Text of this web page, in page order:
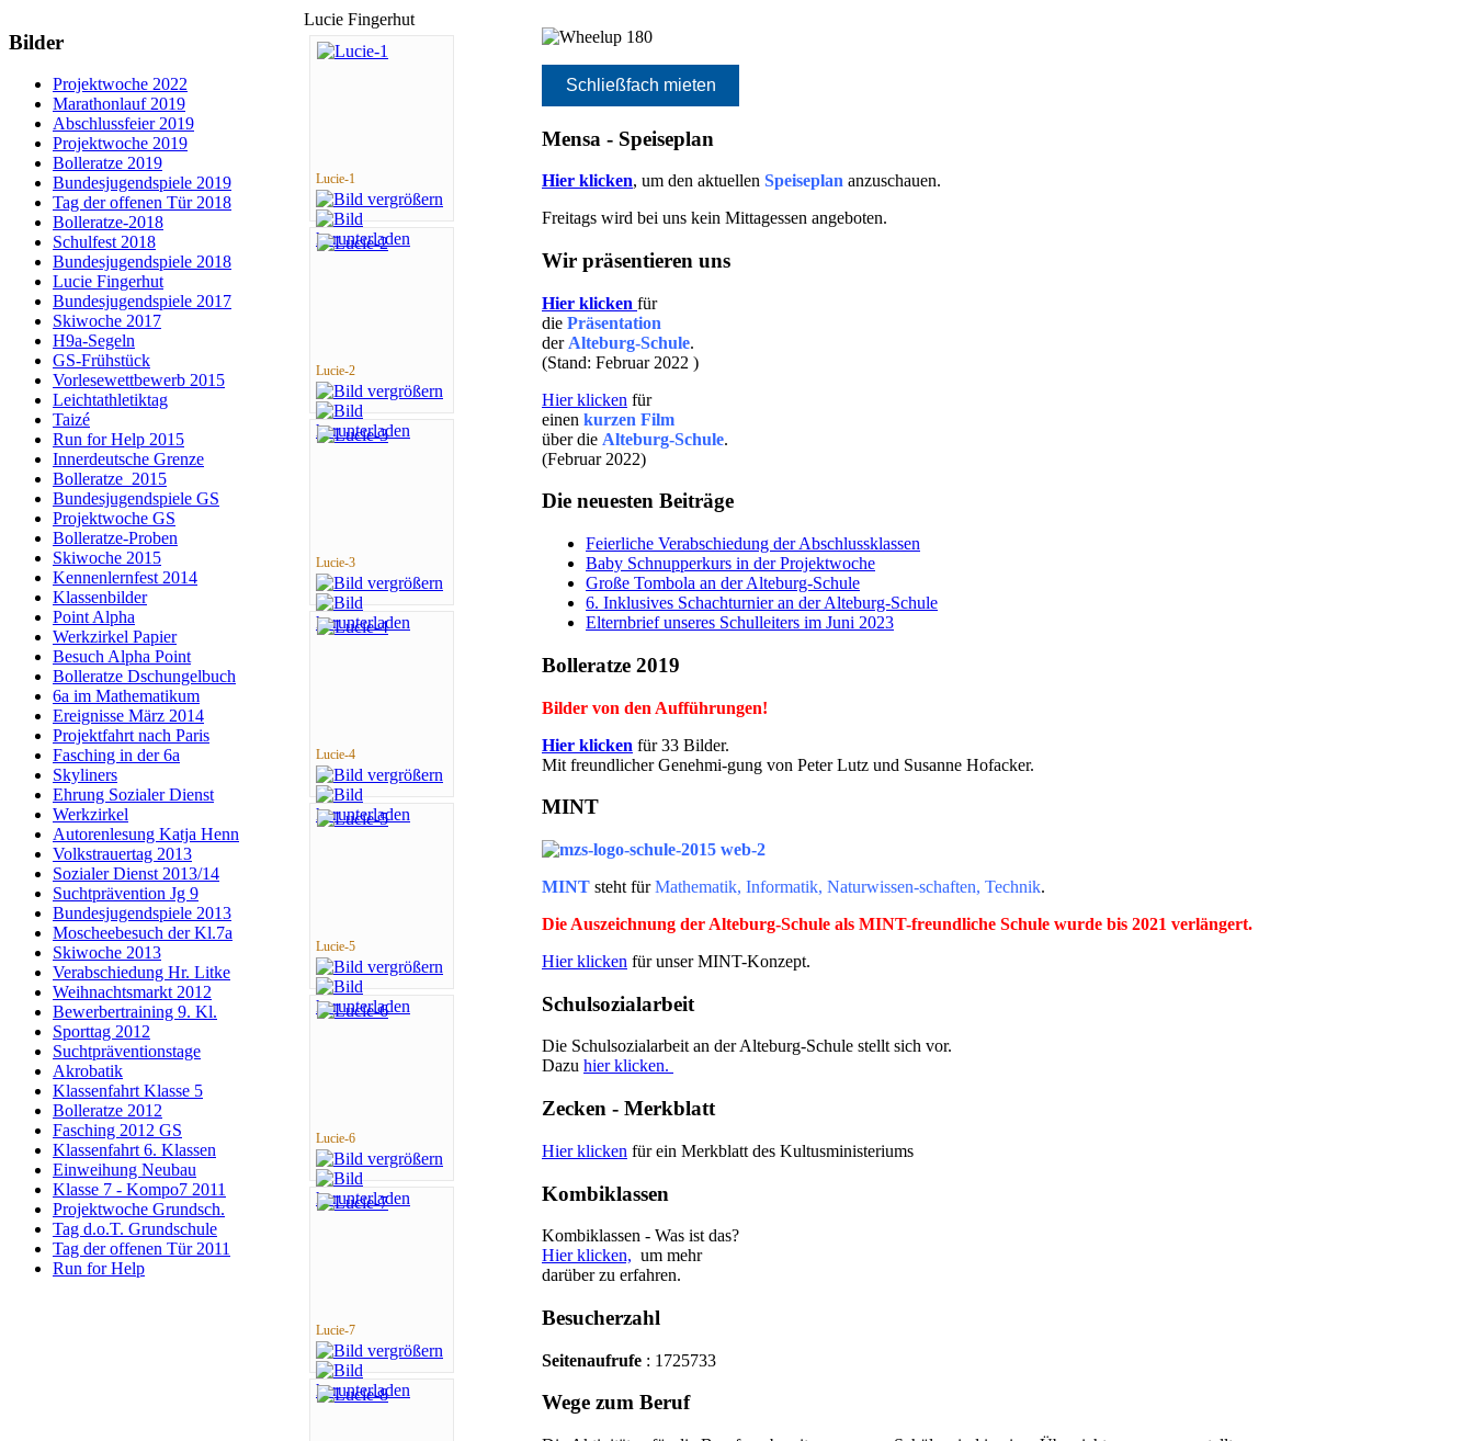
Bilder
Projektwoche 2022
Marathonlauf 2019
Abschlussfeier 2019
Projektwoche 2019
Bolleratze 2019
Bundesjugendspiele 2019
Tag der offenen Tür 2018
Bolleratze-2018
Schulfest 2018
Bundesjugendspiele 2018
Lucie Fingerhut
Bundesjugendspiele 2017
Skiwoche 2017
H9a-Segeln
GS-Frühstück
Vorlesewettbewerb 2015
Leichtathletiktag
Taizé
Run for Help 2015
Innerdeutsche Grenze
Bolleratze_2015
Bundesjugendspiele GS
Projektwoche GS
Bolleratze-Proben
Skiwoche 2015
Kennenlernfest 2014
Klassenbilder
Point Alpha
Werkzirkel Papier
Besuch Alpha Point
Bolleratze Dschungelbuch
6a im Mathematikum
Ereignisse März 2014
Projektfahrt nach Paris
Fasching in der 6a
Skyliners
Ehrung Sozialer Dienst
Werkzirkel
Autorenlesung Katja Henn
Volkstrauertag 2013
Sozialer Dienst 2013/14
Suchtprävention Jg 9
Bundesjugendspiele 2013
Moscheebesuch der Kl.7a
Skiwoche 2013
Verabschiedung Hr. Litke
Weihnachtsmarkt 2012
Bewerbertraining 9. Kl.
Sporttag 2012
Suchtpräventionstage
Akrobatik
Klassenfahrt Klasse 5
Bolleratze 2012
Fasching 2012 GS
Klassenfahrt 6. Klassen
Einweihung Neubau
Klasse 7 - Kompo7 2011
Projektwoche Grundsch.
Tag d.o.T. Grundschule
Tag der offenen Tür 2011
Run for Help
ukash
Lucie Fingerhut
Lucie-1
Lucie-2
Lucie-3
Lucie-4
Lucie-5
Lucie-6
Lucie-7
Schließfach mieten
Mensa - Speiseplan
Hier klicken, um den aktuellen Speiseplan anzuschauen.
Freitags wird bei uns kein Mittagessen angeboten.
Wir präsentieren uns
Hier klicken für
die Präsentation
der Alteburg-Schule.
(Stand: Februar 2022 )
Hier klicken für
einen kurzen Film
über die Alteburg-Schule.
(Februar 2022)
Die neuesten Beiträge
Feierliche Verabschiedung der Abschlussklassen
Baby Schnupperkurs in der Projektwoche
Große Tombola an der Alteburg-Schule
6. Inklusives Schachturnier an der Alteburg-Schule
Elternbrief unseres Schulleiters im Juni 2023
Bolleratze 2019
Bilder von den Aufführungen!
Hier klicken für 33 Bilder.
Mit freundlicher Genehmi-gung von Peter Lutz und Susanne Hofacker.
MINT
MINT steht fürMathematik, Informatik, Naturwissen-schaften, Technik.
Die Auszeichnung der Alteburg-Schule als MINT-freundliche Schule wurde bis 2021 verlängert.
Hier klicken für unser MINT-Konzept.
Schulsozialarbeit
Die Schulsozialarbeit an der Alteburg-Schule stellt sich vor.
Dazu hier klicken.
Zecken - Merkblatt
Hier klicken für ein Merkblatt des Kultusministeriums
Kombiklassen
Kombiklassen - Was ist das?
Hier klicken, um mehr
darüber zu erfahren.
Besucherzahl
Seitenaufrufe : 1725733
Wege zum Beruf